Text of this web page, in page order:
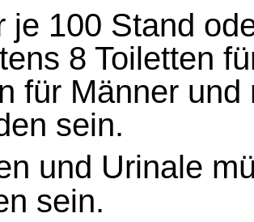
je 100 Stand
8 Toiletten
für Männer
sein.
und Urinale
sein.